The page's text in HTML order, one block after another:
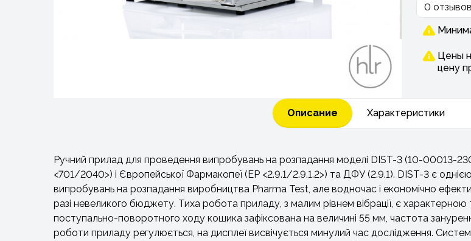
0 отзывов
Цены
цену
Описание Характеристики
Ручний прилад для проведення випробувань на розпадання моделі DIST-3 (10-00013-
<701/2040>) і Європейської Фармакопеї (EP <2.9.1/2.9.1.2>) та ДФУ (2.9.1). DIST-3 є
випробувань на розпадання виробництва Pharma Test, але водночас і економічно
разі невеликого бюджету. Тиха робота приладу, з малим рівнем вібрації, є
поступально-поворотного ходу кошика зафіксована на величині 55 мм, частота
роботи приладу регулюється, на дисплеї висвічується минулий час дослідження.